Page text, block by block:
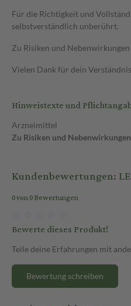
Für die Richtigkeit und
selbstverständlich unberührt.
Zu Risiken und
Vielen Dank für dein
Hinweistexte und
Arzneimittel
Zu Risiken und
Kundenbewertungen:
0 von 0 Bewertungen
Bewerte dieses Produkt!
Teile deine Erfahrungen mit
Bewertung schreiben